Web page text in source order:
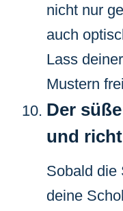
nicht nur
auch
Lass
Mustern
Der
und
Sobald die
deine